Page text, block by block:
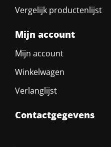
Vergelijk productenlijst
Mijn account
Mijn account
Winkelwagen
Verlanglijst
Contactgegevens